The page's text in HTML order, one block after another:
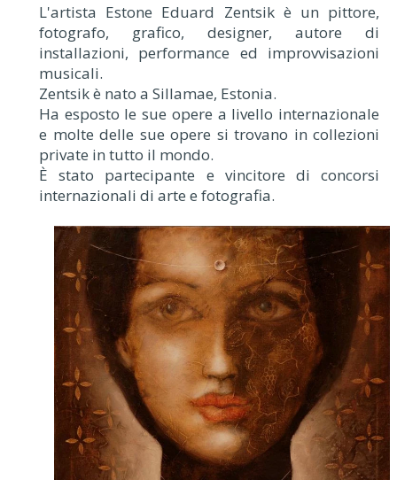
L'artista Estone Eduard Zentsik è un pittore,
fotografo, grafico, designer, autore di
installazioni, performance ed improvvisazioni
musicali.
Zentsik è nato a Sillamae, Estonia.
Ha esposto le sue opere a livello internazionale
e molte delle sue opere si trovano in collezioni
private in tutto il mondo.
È stato partecipante e vincitore di concorsi
internazionali di arte e fotografia.